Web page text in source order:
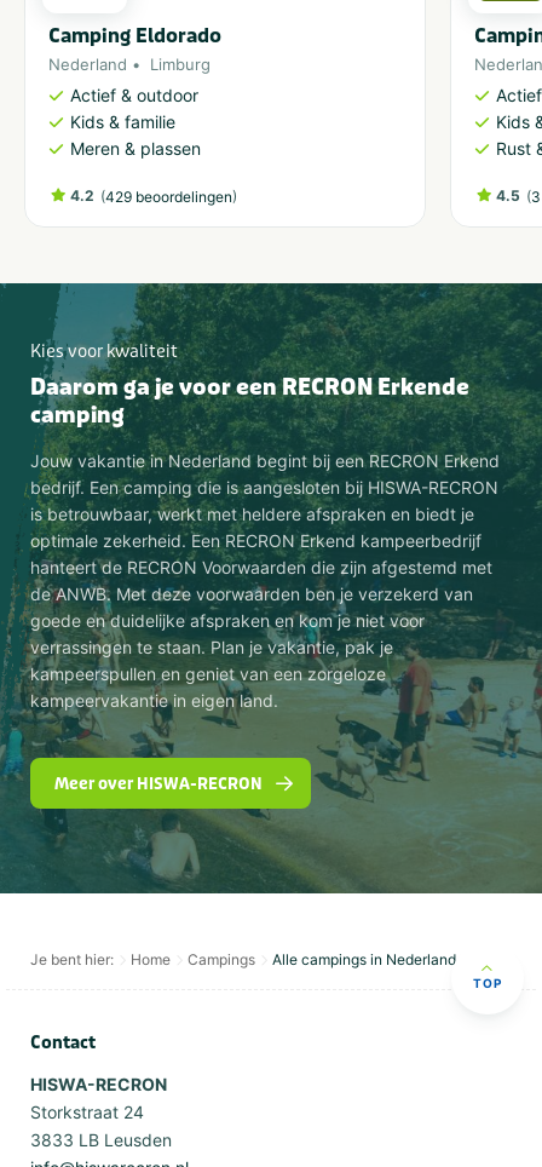
Camping Eldorado
Nederland Limburg
Actief & outdoor
Kids & familie
Meren & plassen
4.2 (429 beoordelingen)
Kids
Rust
4.5 (
Kies voor kwaliteit
Daarom ga je voor een RECRON Erkende
camping
Jouw vakantie in Nederland begint bij een RECRON Erkend
bedrijf. Een camping die is aangesloten bij HISWA-RECRON
is betrouwbaar, werkt met heldere afspraken en biedt je
optimale zekerheid. Een RECRON Erkend kampeerbedrijf
hanteert de RECRON Voorwaarden die zijn afgestemd met
de ANWB. Met deze voorwaarden ben je verzekerd van
goede en duidelijke afspraken en kom je niet voor
verrassingen te staan. Plan je vakantie, pak je
kampeerspullen en geniet van een zorgeloze
kampeervakantie in eigen land.
Meer over HISWA-RECRON
Je bent hier: Home Campings Alle campings in Nederland
TOP
Contact
HISWA-RECRON
Storkstraat 24
3833 LB Leusden